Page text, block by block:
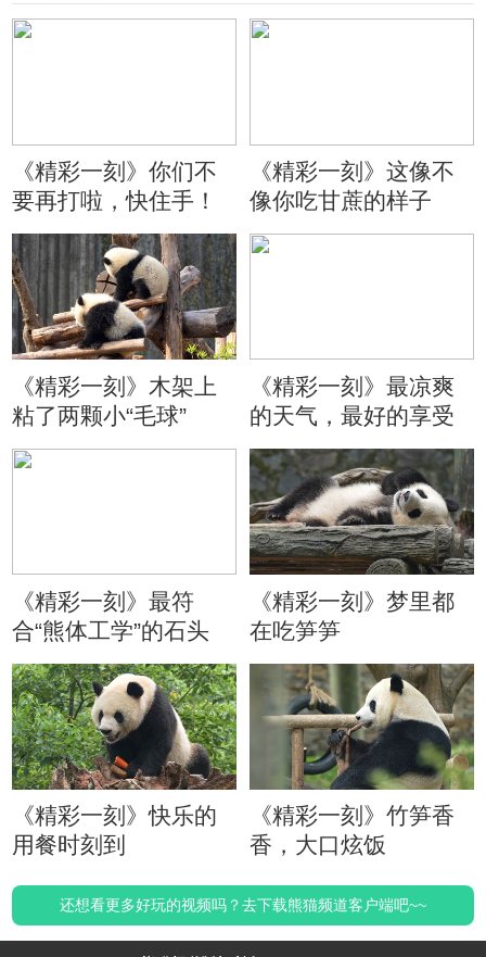
《精彩一刻》你们不
要再打啦，快住手！
《精彩一刻》这像不
像你吃甘蔗的样子
《精彩一刻》木架上
粘了两颗小“毛球”
《精彩一刻》最凉爽
的天气，最好的享受
《精彩一刻》最符
合“熊体工学”的石头
《精彩一刻》梦里都
在吃笋笋
《精彩一刻》快乐的
用餐时刻到
《精彩一刻》竹笋香
香，大口炫饭
还想看更多好玩的视频吗？去下载熊猫频道客户端吧~~